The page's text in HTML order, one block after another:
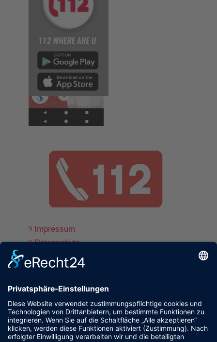
9 Impressum
9 Datenschutz
© www.ff-st-andrae.com
powered by trend-media